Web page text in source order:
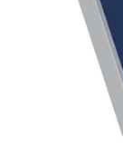
КАМИНИ
ДЪРВА